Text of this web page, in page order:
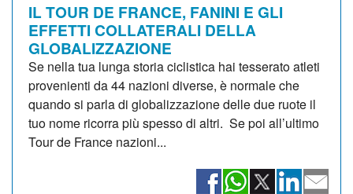
IL TOUR DE FRANCE, FANINI E GLI
EFFETTI COLLATERALI DELLA
GLOBALIZZAZIONE
Se nella tua lunga storia ciclistica hai tesserato atleti
provenienti da 44 nazioni diverse, è normale che
quando si parla di globalizzazione delle due ruote il
tuo nome ricorra più spesso di altri. Se poi all’ultimo
Tour de France nazioni...